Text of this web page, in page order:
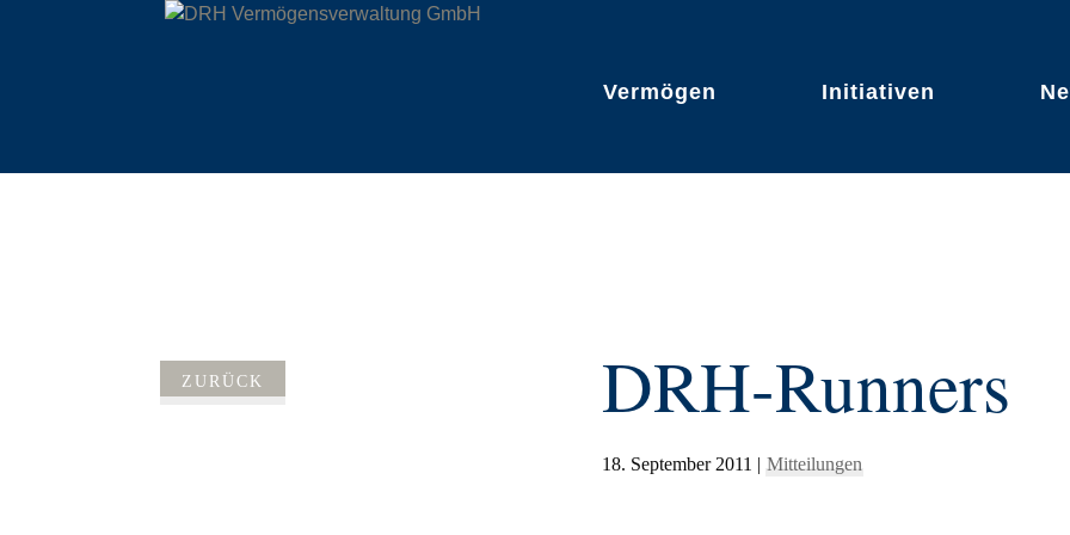
Vermögen Initiativen
DRH-Runners
18. September 2011 | Mitteilungen
ZURÜCK